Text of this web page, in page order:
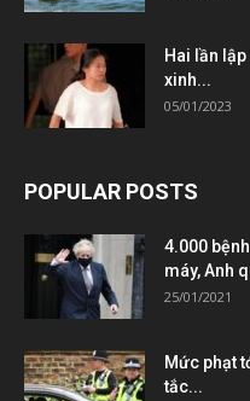
Hai lần lập
xinh...
05/01/2023
POPULAR POSTS
4.000
máy, Anh
25/01/2021
Mức phạt
tắc...